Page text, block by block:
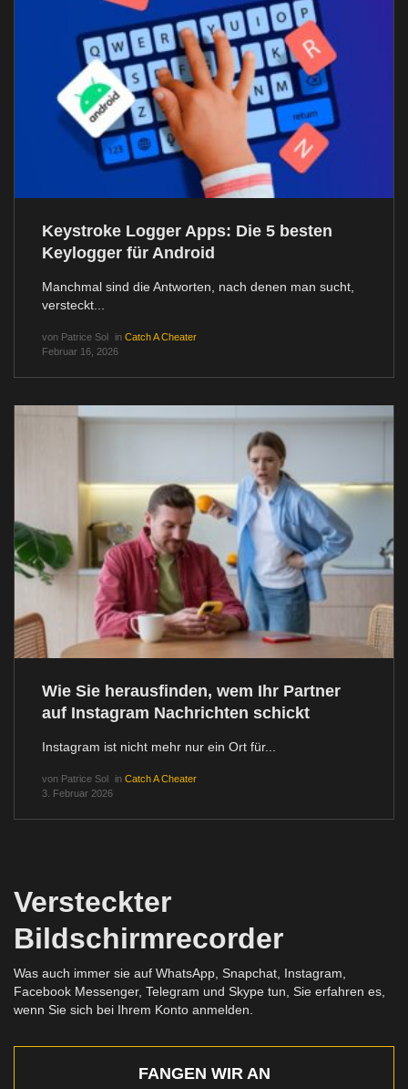
Keystroke Logger Apps: Die 5 besten
Keylogger für Android
Manchmal sind die Antworten, nach denen man sucht,
versteckt...
von Patrice Sol in Catch A Cheater
Februar 16, 2026
Wie Sie herausfinden, wem Ihr Partner
auf Instagram Nachrichten schickt
Instagram ist nicht mehr nur ein Ort für...
von Patrice Sol in Catch A Cheater
3. Februar 2026
Versteckter
Bildschirmrecorder
Was auch immer sie auf WhatsApp, Snapchat, Instagram,
Facebook Messenger, Telegram und Skype tun, Sie erfahren es,
wenn Sie sich bei Ihrem Konto anmelden.
FANGEN WIR AN